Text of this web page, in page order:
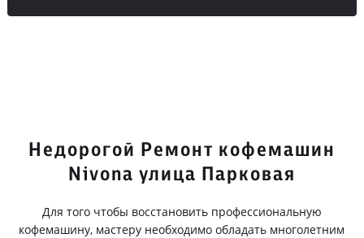
Недорогой Ремонт кофемашин
Nivona улица Парковая
Для того чтобы восстановить профессиональную
кофемашину, мастеру необходимо обладать многолетним